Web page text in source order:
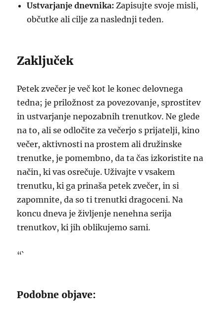
Ustvarjanje dnevnika: Zapisujte svoje misli,
občutke ali cilje za naslednji teden.
Zaključek
Petek zvečer je več kot le konec delovnega
tedna; je priložnost za povezovanje, sprostitev
in ustvarjanje nepozabnih trenutkov. Ne glede
na to, ali se odločite za večerjo s prijatelji, kino
večer, aktivnosti na prostem ali družinske
trenutke, je pomembno, da ta čas izkoristite na
način, ki vas osrečuje. Uživajte v vsakem
trenutku, ki ga prinaša petek zvečer, in si
zapomnite, da so ti trenutki dragoceni. Na
koncu dneva je življenje nenehna serija
trenutkov, ki jih oblikujemo sami.
“`
Podobne objave: